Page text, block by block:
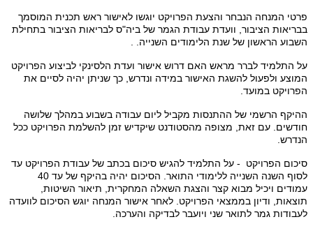
פרטי המנחה הנבחר והצעת הפרויקט יוגשו לאישור ראש תכנית המוסמך
בבריאות הציבור, וועדת עבודת הגמר של ביה"ס לבריאות הציבור בתחילת
השבוע הראשון של שנת הלימודים השנייה. .
על התלמיד לברר מראש האם דרוש אישור ועדת הלסינקי לביצוע הפרויקט
המוצע ולפעול להשגת האישור במידה ונדרש, כך שניתן יהיה לסיים את
הפרויקט במועד.
ההיקף הרשמי של ההתנסות מקביל ליום עבודה בשבוע במהלך שלושה
חודשים. עם זאת, מצופה מהסטודנט שיקדיש זמן להשלמת הפרויקט ככל
הנדרש.
סיכום הפרויקט - על התלמיד להגיש סיכום בכתב של עבודת הפרויקט עד
לסוף השנה השנייה ללימודי התואר. הסיכום יהיה בהיקף של עד 40
עמודים ויכיל מבוא קצר והצגת השאלה המחקרית, תיאור השיטות,
תוצאות, ודיון בממצאי הפרויקט. לאחר אישור המנחה יוגש הסיכום לוועדה
לעבודות גמר לתואר שני ויועבר לבדיקה והערכה.